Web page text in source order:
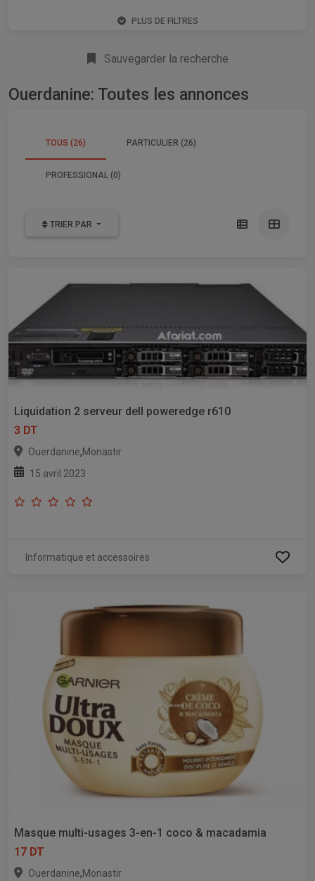
PLUS DE FILTRES
Sauvegarder la recherche
Ouerdanine: Toutes les annonces
TOUS (26) PARTICULIER (26)
PROFESSIONAL (0)
TRIER PAR
Liquidation 2 serveur dell poweredge r610
3 DT
Ouerdanine,Monastir
15 avril 2023
Informatique et accessoires
Masque multi-usages 3-en-1 coco & macadamia
17 DT
Ouerdanine,Monastir